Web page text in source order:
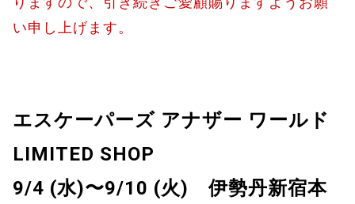
い申し上げます。
エスケーパーズ アナザー ワールド
LIMITED SHOP
9/4 (水)〜9/10 (火) 伊勢丹新宿本